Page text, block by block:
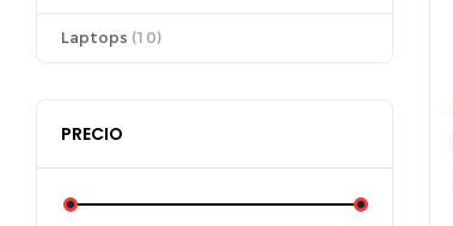
Laptops (10)
PRECIO